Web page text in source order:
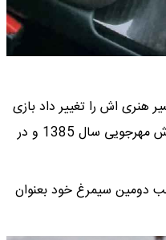
هنری اش را تغییر داد بازی
در فیلم «سنتوری» به کارگردانی داریوش مهرجویی سال 1385 و در
دومین سیمرغ خود بعنوان